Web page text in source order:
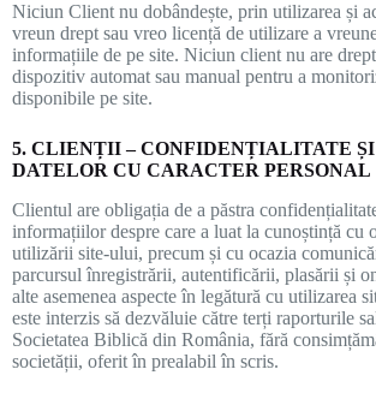
Niciun Client nu dobândește, prin utilizarea și
vreun drept sau vreo licență de utilizare a
informațiile de pe site. Niciun client nu are
dispozitiv automat sau manual pentru a
disponibile pe site.
5. CLIENȚII – CONFIDENȚIALITATE
DATELOR CU CARACTER PERSONAL
Clientul are obligația de a păstra
informațiilor despre care a luat la cunoștință cu
utilizării site-ului, precum și cu ocazia
parcursul înregistrării, autentificării, plasării și
alte asemenea aspecte în legătură cu utilizarea
este interzis să dezvăluie către terți raporturile
Societatea Biblică din România, fără
societății, oferit în prealabil în scris.